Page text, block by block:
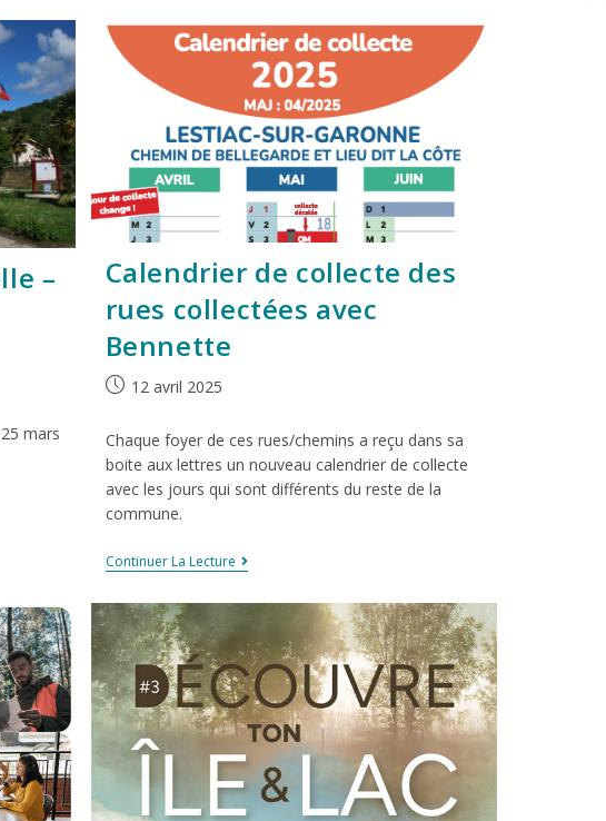
–
mars
Calendrier de collecte des
rues collectées avec
Bennette
12 avril 2025
Chaque foyer de ces rues/chemins a reçu dans sa
boite aux lettres un nouveau calendrier de collecte
avec les jours qui sont différents du reste de la
commune.
Continuer La Lecture